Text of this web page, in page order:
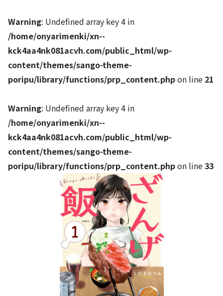
Warning: Undefined array key 4 in
/home/onyarimenki/xn--
kck4aa4nk081acvh.com/public_html/wp-
content/themes/sango-theme-
poripu/library/functions/prp_content.phpon line 21
Warning: Undefined array key 4 in
/home/onyarimenki/xn--
kck4aa4nk081acvh.com/public_html/wp-
content/themes/sango-theme-
poripu/library/functions/prp_content.phpon line33